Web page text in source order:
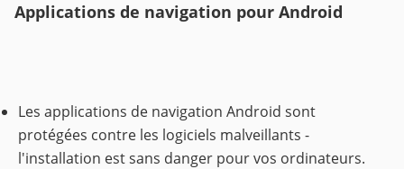
Applications de navigation pour Android
Les applications de navigation Android sont
protégées contre les logiciels malveillants -
l'installation est sans danger pour vos ordinateurs.